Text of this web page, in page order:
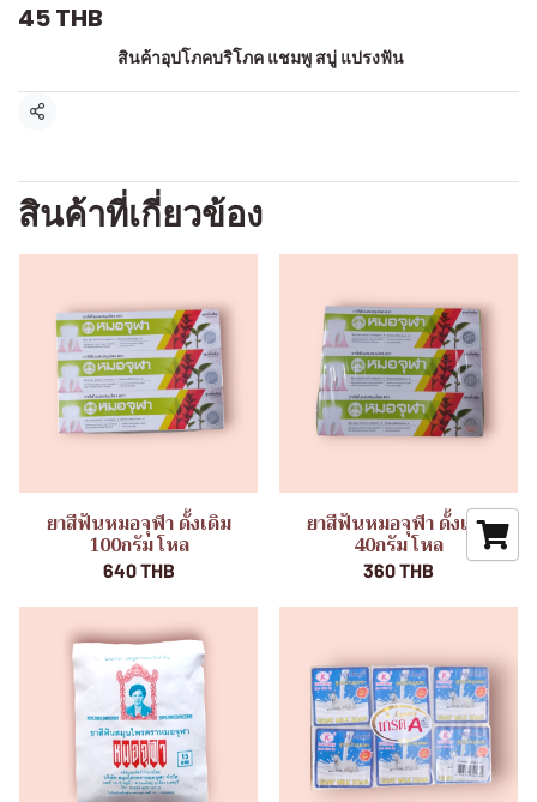
45 THB
สินค้าอุปโภคบริโภค แชมพู สบู่ แปรงฟัน
แชร์
สินค้าที่เกี่ยวข้อง
ยาสีฟันหมอจุฬา ดั้งเดิม
100กรัม โหล
640 THB
ยาสีฟันหมอจุฬา ดั้งเดิม
40กรัม โหล
360 THB